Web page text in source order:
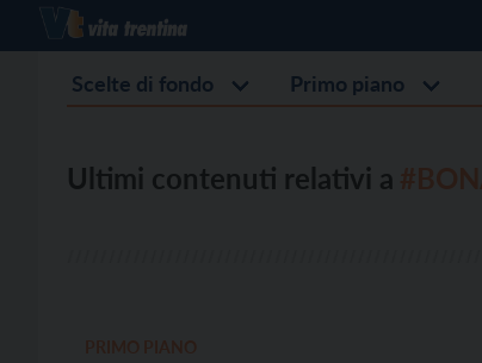
Scelte di fondo Primo piano
Ultimi contenuti relativi a